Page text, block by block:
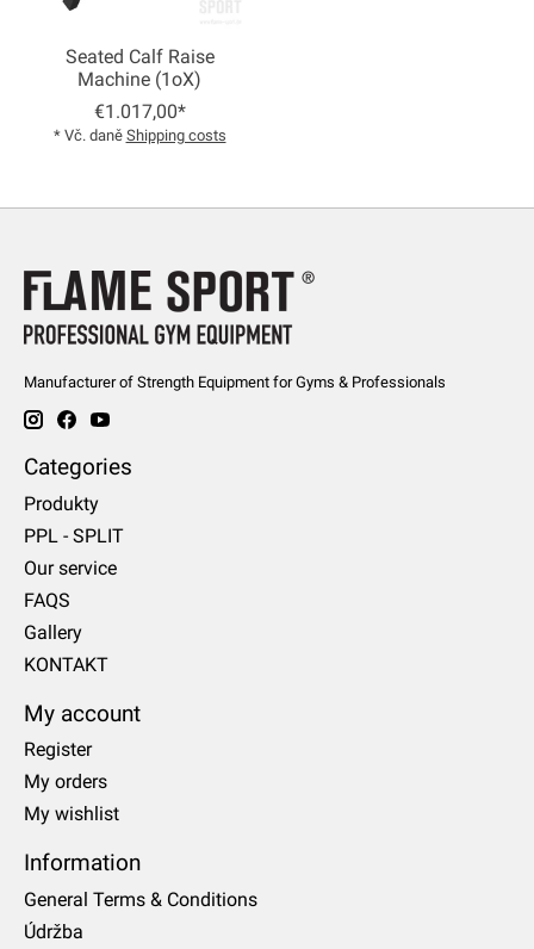
Seated Calf Raise
Machine (1oX)
€1.017,00*
* Vč. daně Shipping costs
Manufacturer of Strength Equipment for Gyms & Professionals
Categories
Produkty
PPL - SPLIT
Our service
FAQS
Gallery
KONTAKT
My account
Register
My orders
My wishlist
Information
General Terms & Conditions
Údržba